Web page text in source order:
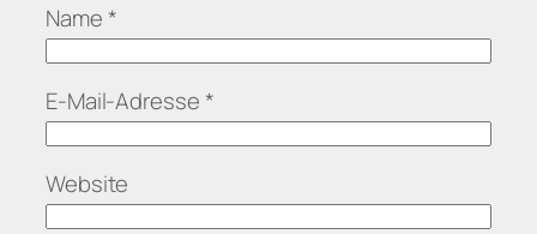
Name *
E-Mail-Adresse *
Website